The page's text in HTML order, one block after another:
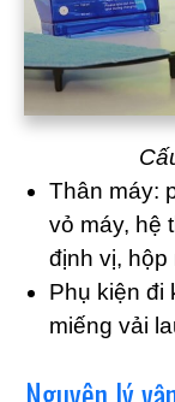
Thân máy:
vỏ máy, hệ
định vị, hộp
Phụ kiện đi
miếng vải